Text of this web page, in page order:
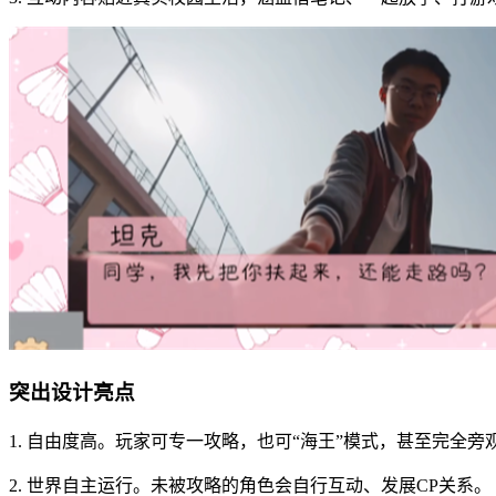
突出设计亮点
1. 自由度高。玩家可专一攻略，也可“海王”模式，甚至完全旁
2. 世界自主运行。未被攻略的角色会自行互动、发展CP关系。